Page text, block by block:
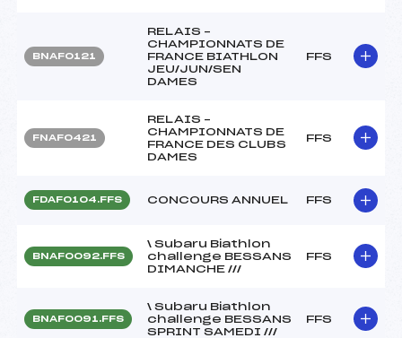
BNAF0121
RELAIS –
CHAMPIONNATS DE
FRANCE BIATHLON
JEU/JUN/SEN
DAMES
FFS
FNAF0421
RELAIS –
CHAMPIONNATS DE
FRANCE DES CLUBS
DAMES
FFS
FDAF0104.FFS CONCOURS ANNUEL FFS
BNAF0092.FFS
\ Subaru Biathlon
challenge BESSANS
DIMANCHE ///
FFS
BNAF0091.FFS
\ Subaru Biathlon
challenge BESSANS
SPRINT SAMEDI ///
FFS